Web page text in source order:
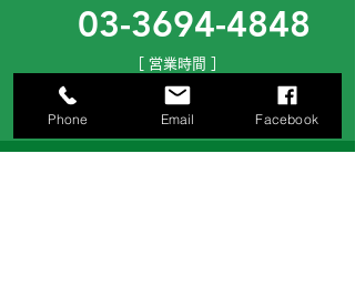
03-3694-4848
［ 営業時間 ］
月曜日～土曜日（8:00～17:00）
お気軽にご連絡下さいませ。
Phone Email Facebook